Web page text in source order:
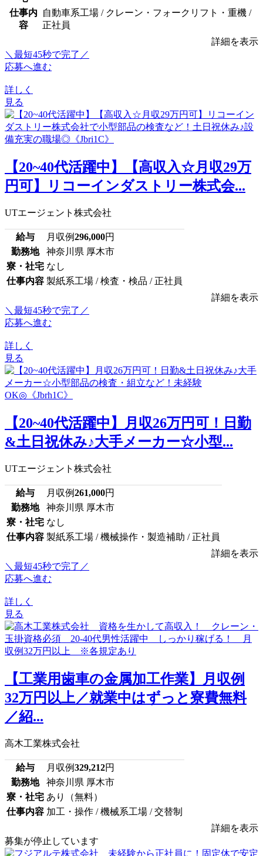
仕事内
容
自動車系工場 / クレーン・フォークリフト・重機 /
正社員
詳細を表示
＼最短45秒で完了／
応募へ進む
詳しく
見る
【20~40代活躍中】【高収入☆月収29万
円可】リコーインダストリー株式会...
UTエージェント株式会社
給与 月収例296,000円
勤務地
神奈川県 厚木市
寮・社宅 なし
仕事内容 製紙系工場 / 検査・検品 / 正社員
詳細を表示
＼最短45秒で完了／
応募へ進む
詳しく
見る
【20~40代活躍中】月収26万円可！日勤
&土日祝休み♪大手メーカー☆小型...
UTエージェント株式会社
給与 月収例261,000円
勤務地
神奈川県 厚木市
寮・社宅 なし
仕事内容 製紙系工場 / 機械操作・製造補助 / 正社員
詳細を表示
＼最短45秒で完了／
応募へ進む
詳しく
見る
【工業用歯車の金属加工作業】月収例
32万円以上／就業中はずっと寮費無料
／紹...
高木工業株式会社
給与 月収例329,212円
勤務地
神奈川県 厚木市
寮・社宅 あり（無料）
仕事内容 加工・操作 / 機械系工場 / 交替制
詳細を表示
募集が停止しています